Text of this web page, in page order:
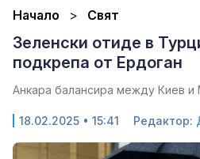
Начало Свят
Зеленски отиде в
подкрепа от Ердоган
Анкара балансира между Киев и
18.02.2025 • 15:41 Редактор: